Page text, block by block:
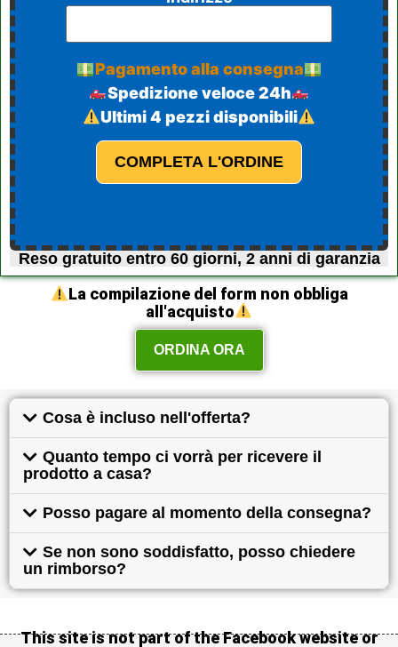
Pagamento alla consegna
Spedizione veloce 24h
Ultimi 4 pezzi disponibili
COMPLETA L'ORDINE
Reso gratuito entro 60 giorni, 2 anni di garanzia
La compilazione del form non obbliga
all'acquisto
ORDINA ORA
Cosa è incluso nell'offerta?
Quanto tempo ci vorrà per ricevere il
prodotto a casa?
Posso pagare al momento della consegna?
Se non sono soddisfatto, posso chiedere
un rimborso?
This site is not part of the Facebook website or